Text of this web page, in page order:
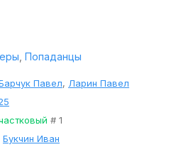
Попаданцы
Павел, Ларин Павел
# 1
Букчин Иван